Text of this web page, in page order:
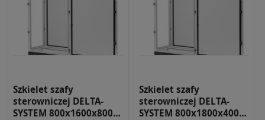
Szkielet szafy
sterowniczej DELTA-
SYSTEM 800x1600x800
Szkielet szafy
sterowniczej DELTA-
SYSTEM 800x1800x400